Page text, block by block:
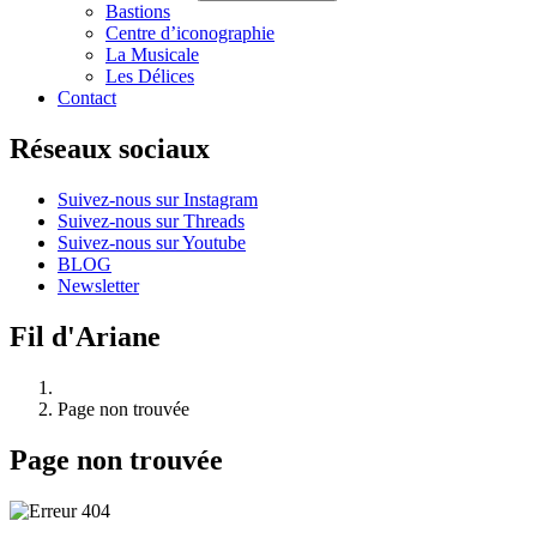
Bastions
Centre d’iconographie
La Musicale
Les Délices
Contact
Réseaux sociaux
Suivez-nous sur Instagram
Suivez-nous sur Threads
Suivez-nous sur Youtube
BLOG
Newsletter
Fil d'Ariane
Page non trouvée
Page non trouvée